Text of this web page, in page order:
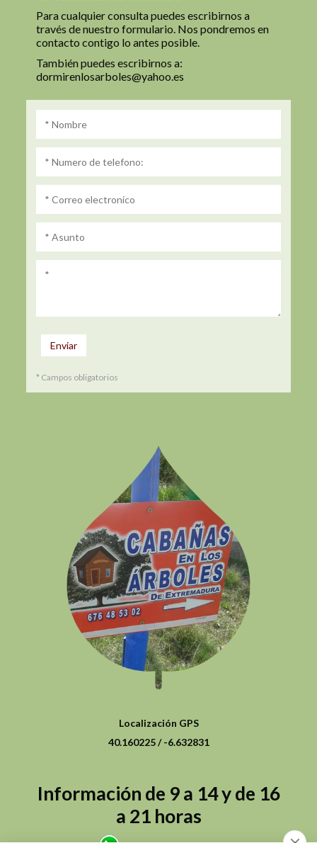
Para cualquier consulta puedes escribirnos a
través de nuestro formulario. Nos pondremos en
contacto contigo lo antes posible.
También puedes escribirnos a:
dormirenlosarboles@yahoo.es
* Campos obligatorios
Localización GPS
40.160225 / -6.632831
Información de 9 a 14 y de 16
a 21 horas